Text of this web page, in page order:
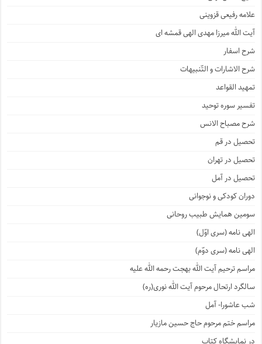
علامه رفیعی قزوینی
آیت الله میرزا مهدی الهی قمشه ای
شرح اسفار
شرح الاشارات و التّنبیهات
تمهید القواعد
تفسیر سوره توحید
شرح مصباح الانس
تحصیل در قم
تحصیل در تهران
تحصیل در آمل
دوران کودکی و نوجوانی
سومین همایش طبیب روحانی
الهی نامه (سری اوّل)
الهی نامه (سری دوّم)
مراسم ترحیم آیت الله بهجت رحمه الله علیه
سالگرد ارتحال مرحوم آیت الله نوری(ره)
شب عاشورا- آمل
مراسم ختم مرحوم حاج حسین مازیار